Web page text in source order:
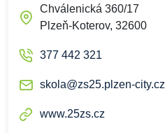
Chválenická 360/17
Plzeň-Koterov, 32600
377 442 321
skola@zs25.plzen-city.cz
www.25zs.cz